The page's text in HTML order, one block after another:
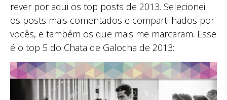
rever por aqui os top posts de 2013. Selecionei
os posts mais comentados e compartilhados por
vocês, e também os que mais me marcaram. Esse
é o top 5 do Chata de Galocha de 2013: